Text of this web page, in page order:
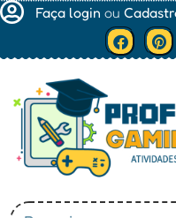
Faça login ou